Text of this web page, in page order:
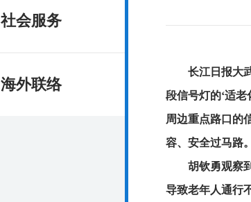
社会服务
海外联络
长江日报大
段信号灯的‘适
周边重点路口的
容、安全过马路。
胡钦勇观察
导致老年人通行